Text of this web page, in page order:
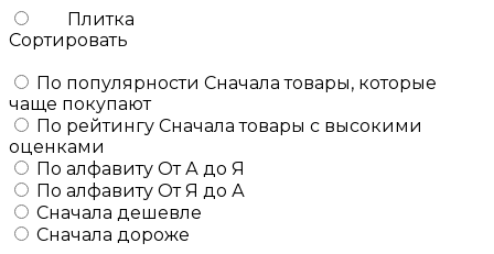
Плитка
Сортировать
По популярности Сначала товары, которые
чаще покупают
По рейтингу Сначала товары с высокими
оценками
По алфавиту От А до Я
По алфавиту От Я до А
Сначала дешевле
Сначала дороже